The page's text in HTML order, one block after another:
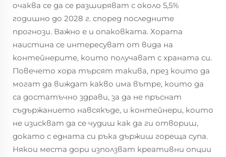
очаква се да се разширяват с около 5,5%
годишно до 2028 г. според последните
прогнози. Важно е и опаковката. Хората
наистина се интересуват от вида на
контейнерите, които получават с храната си.
Повечето хора търсят такива, през които да
могат да виждат какво има вътре, които да
са достатъчно здрави, за да не пръснат
съдържанието навсякъде, и контейнери, които
не изискват да се чудиш как да ги отвориш,
докато с едната си ръка държиш гореща супа.
Някои места дори използват креативни опции